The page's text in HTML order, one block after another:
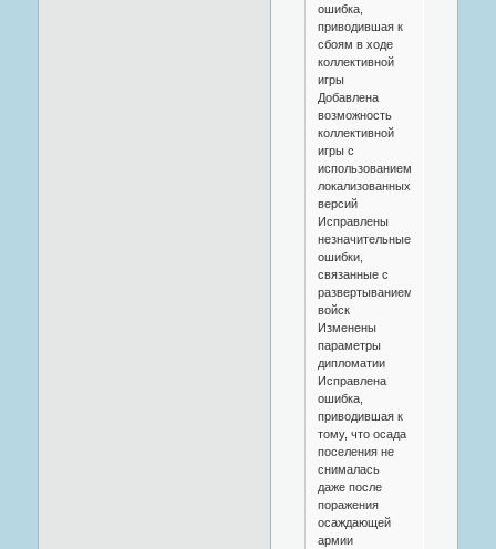
ошибка,
приводившая к
сбоям в ходе
коллективной
игры
Добавлена
возможность
коллективной
игры с
использованием
локализованных
версий
Исправлены
незначительные
ошибки,
связанные с
развертыванием
войск
Изменены
параметры
дипломатии
Исправлена
ошибка,
приводившая к
тому, что осада
поселения не
снималась
даже после
поражения
осаждающей
армии